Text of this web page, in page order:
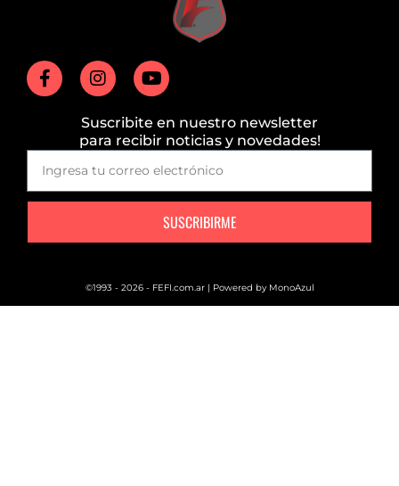
Suscribite en nuestro newsletter
para recibir noticias y novedades!
SUSCRIBIRME
©1993 - 2026 - FEFI.com.ar | Powered by MonoAzul